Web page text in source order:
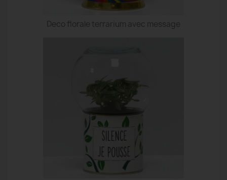
Deco florale terrarium avec message